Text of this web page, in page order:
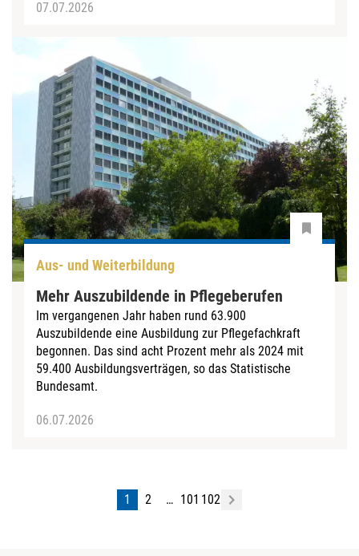
07.07.2026
Aus- und Weiterbildung
Mehr Auszubildende in Pflegeberufen
Im vergangenen Jahr haben rund 63.900
Auszubildende eine Ausbildung zur Pflegefachkraft
begonnen. Das sind acht Prozent mehr als 2024 mit
59.400 Ausbildungsverträgen, so das Statistische
Bundesamt.
06.07.2026
1 2 … 101 102